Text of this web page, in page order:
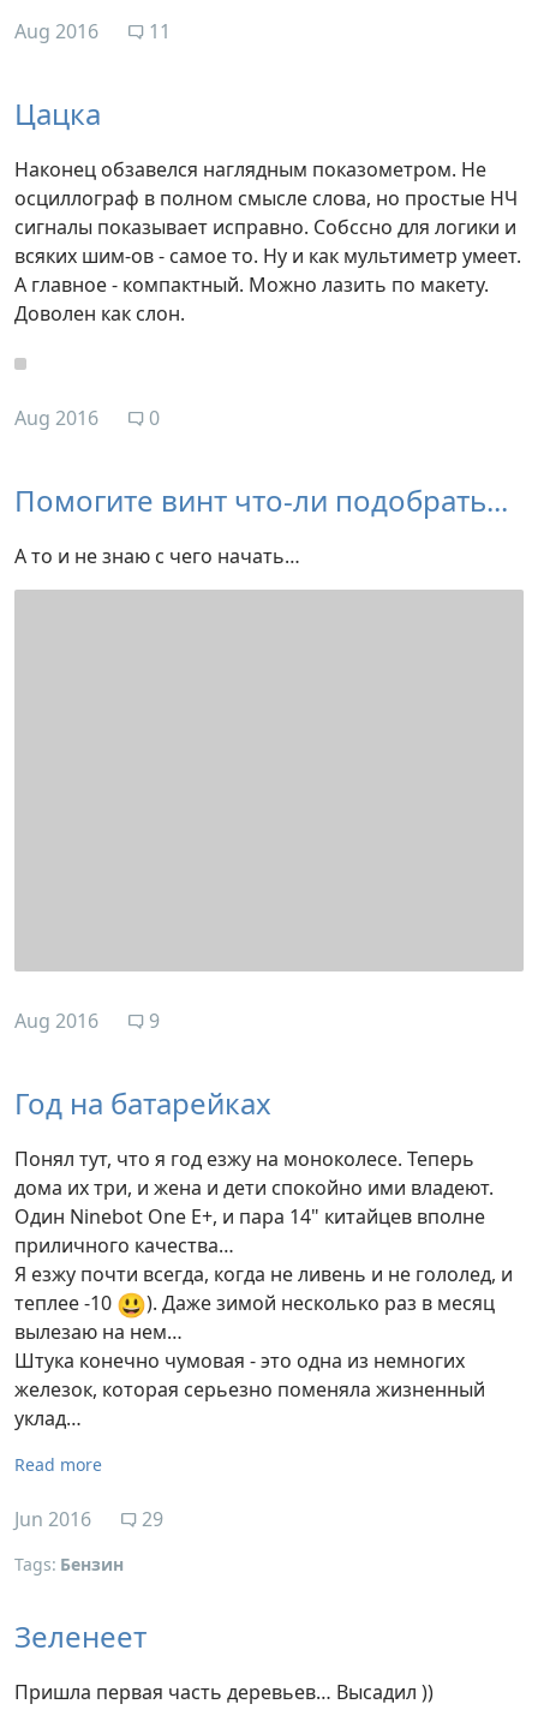
Aug 2016 11
Цацка
Наконец обзавелся наглядным показометром. Не
осциллограф в полном смысле слова, но простые НЧ
сигналы показывает исправно. Собссно для логики и
всяких шим-ов - самое то. Ну и как мультиметр умеет.
А главное - компактный. Можно лазить по макету.
Доволен как слон.
Aug 2016 0
Помогите винт что-ли подобрать...
А то и не знаю с чего начать…
Aug 2016 9
Год на батарейках
Понял тут, что я год езжу на моноколесе. Теперь
дома их три, и жена и дети спокойно ими владеют.
Один Ninebot One E+, и пара 14" китайцев вполне
приличного качества…
Я езжу почти всегда, когда не ливень и не гололед, и
теплее -10 😃). Даже зимой несколько раз в месяц
вылезаю на нем…
Штука конечно чумовая - это одна из немногих
железок, которая серьезно поменяла жизненный
уклад…
Read more
Jun 2016 29
Tags: Бензин
Зеленеет
Пришла первая часть деревьев… Высадил ))